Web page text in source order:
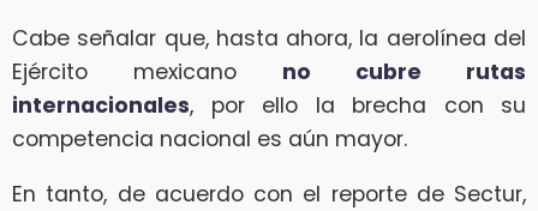
Cabe señalar que, hasta ahora, la aerolínea del
Ejército mexicano no cubre rutas
internacionales, por ello la brecha con su
competencia nacional es aún mayor.
En tanto, de acuerdo con el reporte de Sectur,